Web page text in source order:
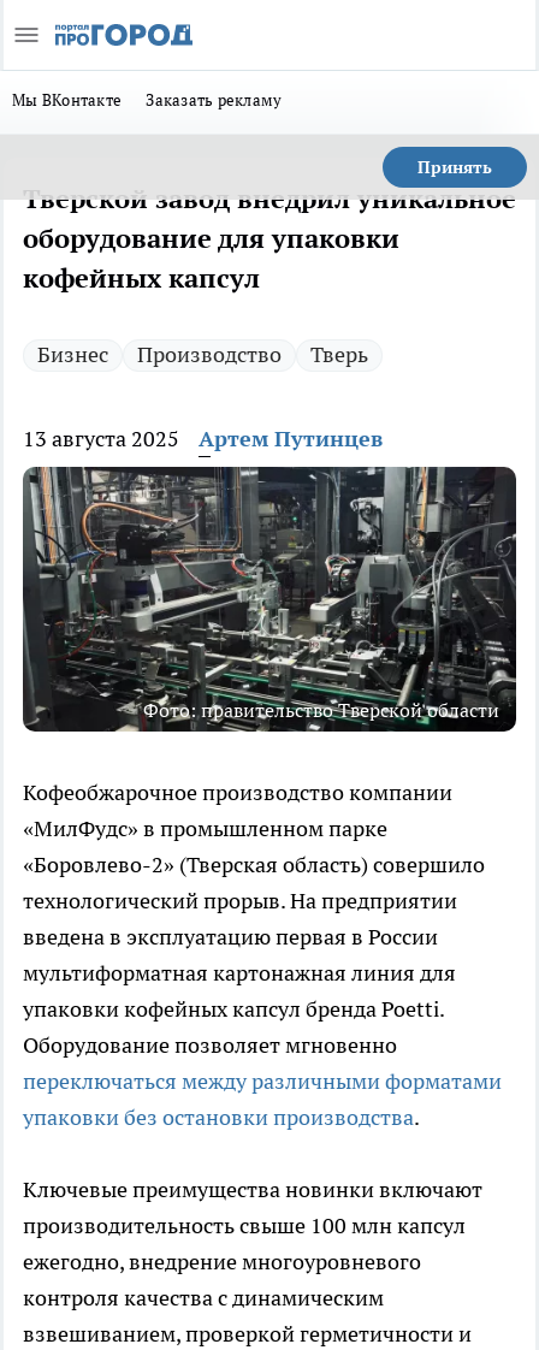
Мы ВКонтакте Заказать рекламу
Принять
Тверской завод внедрил уникальное
оборудование для упаковки
кофейных капсул
Бизнес Производство Тверь
13 августа 2025 Артем Путинцев
Фото: правительство Тверской области
Кофеобжарочное производство компании
«МилФудс» в промышленном парке
«Боровлево-2» (Тверская область) совершило
технологический прорыв. На предприятии
введена в эксплуатацию первая в России
мультиформатная картонажная линия для
упаковки кофейных капсул бренда Poetti.
Оборудование позволяет мгновенно
переключаться между различными форматами
упаковки без остановки производства.
Ключевые преимущества новинки включают
производительность свыше 100 млн капсул
ежегодно, внедрение многоуровневого
контроля качества с динамическим
взвешиванием, проверкой герметичности и